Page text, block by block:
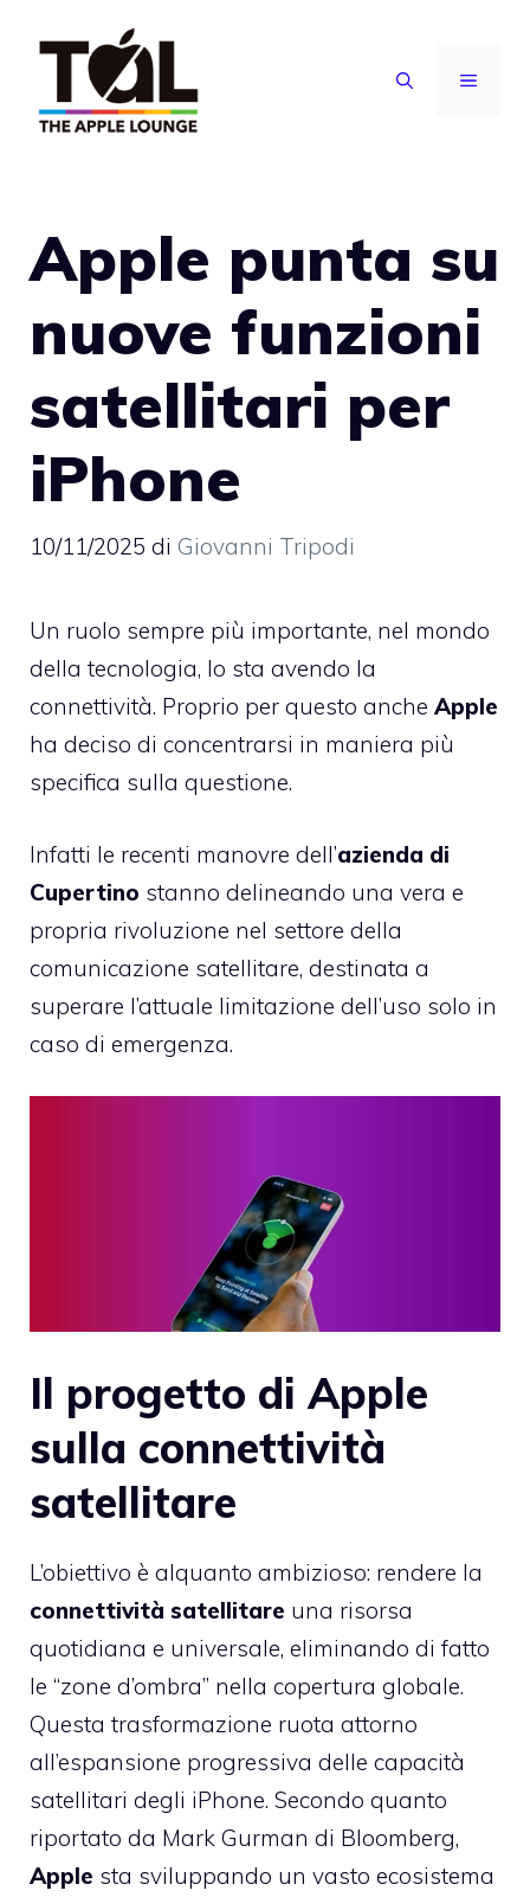
contenuto
MENU
Apple punta su
nuove funzioni
satellitari per
iPhone
10/11/2025 di Giovanni Tripodi
Un ruolo sempre più importante, nel mondo
della tecnologia, lo sta avendo la
connettività. Proprio per questo anche Apple
ha deciso di concentrarsi in maniera più
specifica sulla questione.
Infatti le recenti manovre dell’azienda di
Cupertino stanno delineando una vera e
propria rivoluzione nel settore della
comunicazione satellitare, destinata a
superare l’attuale limitazione dell’uso solo in
caso di emergenza.
Il progetto di Apple
sulla connettività
satellitare
L’obiettivo è alquanto ambizioso: rendere la
connettività satellitare una risorsa
quotidiana e universale, eliminando di fatto
le “zone d’ombra” nella copertura globale.
Questa trasformazione ruota attorno
all’espansione progressiva delle capacità
satellitari degli iPhone. Secondo quanto
riportato da Mark Gurman di Bloomberg,
Apple sta sviluppando un vasto ecosistema